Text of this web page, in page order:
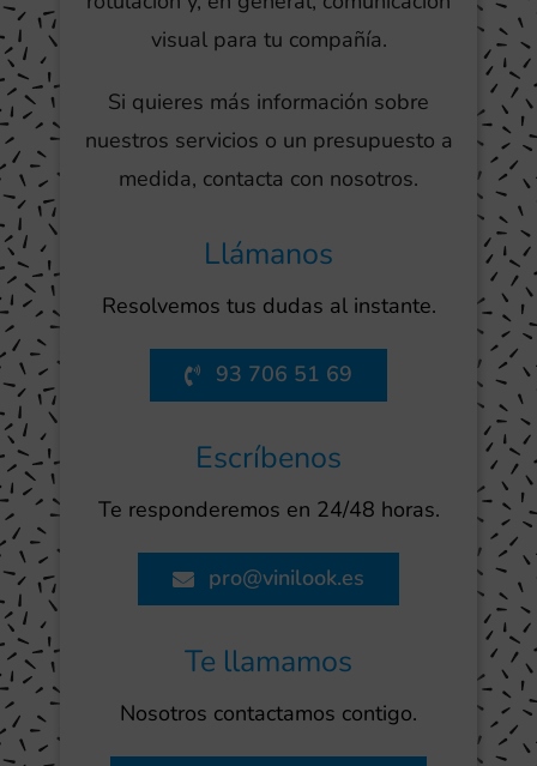
visual para tu compañía.
Si quieres más información sobre
nuestros servicios o un presupuesto a
medida, contacta con nosotros.
Llámanos
Resolvemos tus dudas al instante.
93 706 51 69
Escríbenos
Te responderemos en 24/48 horas.
pro@vinilook.es
Te llamamos
Nosotros contactamos contigo.